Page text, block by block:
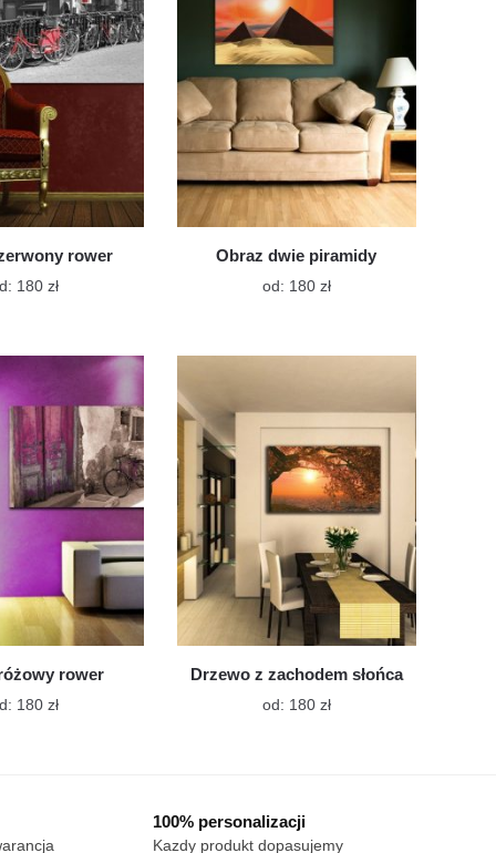
można
wybrać
na
stronie
produktu
wybrać
na
stronie
produktu
rower
180 złTen
wiele
Opcje
można
wybrać
na
stronie
Obraz dwie piramidy
od: 180 złTen
wiele
można
wybrać
na
stronie
produktu
rower
180 złTen
Drzewo z zachodem słońca
od: 180 złTen
100% personalizacji
Kazdy produkt dopasujemy